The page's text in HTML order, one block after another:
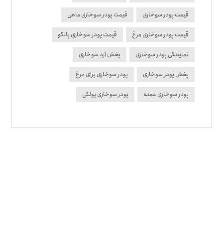
قیمت پودر سوخاری قیمت پودر سوخاری ماهی
قیمت پودر سوخاری مرغ قیمت پودر سوخاری پانکو
نمایندگی پودر سوخاری پخش آرد سوخاری
پخش پودر سوخاری پودر سوخاری برای مرغ
پودر سوخاری عمده پودر سوخاری پولکی